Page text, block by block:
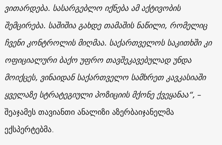
ვითარდება. სასარგებლო იქნება ამ აქტივობის
შემცირება. საშიშია გახდე თამაშის ნაწილი, რომელიც
ჩვენი კონტროლის მიღმაა. საქართველოს საკითხში კი
ოფიციალური ბაქო უფრო თავშეკავებულად უნდა
მოიქცეს, ვინაიდან საქართველო სამხრეთ კავკასიაში
ყველაზე სტრატეგიული პოზიციის მქონე ქვეყანაა“, –
შეაჯამეს თავიანთი ანალიზი აზერბაიჯანელმა
ექსპერტებმა.